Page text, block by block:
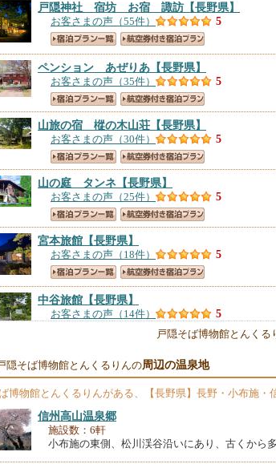
戸隠神社 宿坊 お宿 諏訪【長野県】
お客さまの声（55件） 5
ペンション あぜりあ 【長野県】
お客さまの声（35件） 5
山旅の宿 樅の木山荘 【長野県】
お客さまの声（30件） 5
山の庭 タンネ 【長野県】
お客さまの声（25件） 5
宮本旅館 【長野県】
お客さまの声（18件） 5
中谷旅館 【長野県】
お客さまの声（14件） 5
ａｗａｉ戸隠 【長野県】
お客さまの声（2件）
Ｅａｒｔｈｂｏａｔ Ｔｏｇａｋｕｓｈｉ
お客さまの声（1件）
戸隠そば博物館とんくる
隠そば博物館とんくるりんの周辺の温泉地
博物館とんくるりんがある、【長野県】長野・小布施・
信州高山温泉郷
施設数：6軒
小布施の東側、松川渓谷沿いにあり、古くから